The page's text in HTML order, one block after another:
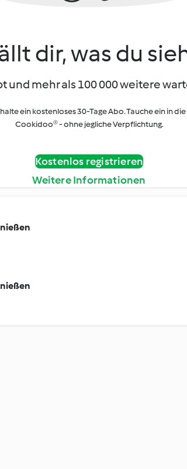
dir, was du
und mehr als 100 000 weitere
ein kostenloses 30-Tage Abo. Tauche ein in
Cookidoo® - ohne jegliche Verpflichtung.
Kostenlos registrieren
Weitere Informationen